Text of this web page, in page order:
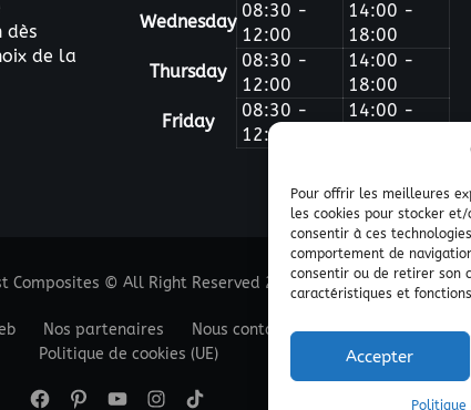
Pour offrir les meilleures
les cookies pour stocker
consentir à ces
comportement de
consentir ou de retirer son
caractéristiques et
Accepter
Politique
dès
de la
Wednesday
08:30 -
12:00
14:00 -
18:00
Thursday
08:30 -
12:00
14:00 -
18:00
Friday
08:30 -
12:00
14:00 -
Composites © All Right Reserved 2025.
Nos partenaires Nous contacter Etablir un devis
Politique de cookies (UE)
Facebook
PinterestYoutubeInstagram
Tik